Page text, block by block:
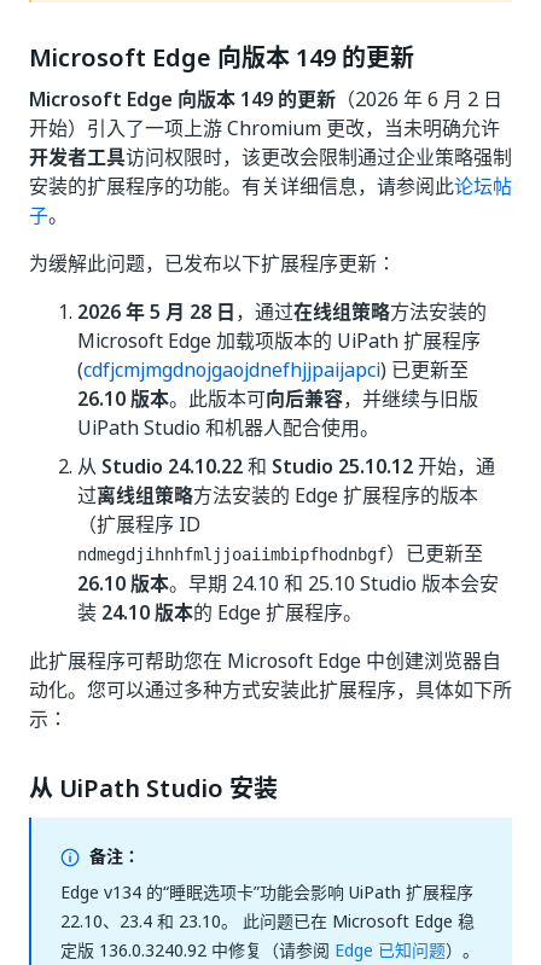
Microsoft Edge 向版本 149 的更新
Microsoft Edge 向版本 149 的更新 （2026 年 6 月 2 日
开始）引入了一项上游 Chromium 更改，当未明确允许
开发者工具访问权限时，该更改会限制通过企业策略强制
安装的扩展程序的功能。有关详细信息，请参阅此论坛帖
子。
为缓解此问题，已发布以下扩展程序更新：
2026 年 5 月 28 日，通过在线组策略方法安装的
Microsoft Edge 加载项版本的 UiPath 扩展程序
(cdfjcmjmgdnojgaojdnefhjjpaijapci) 已更新至
26.10 版本。此版本可向后兼容，并继续与旧版
UiPath Studio 和机器人配合使用。
从 Studio 24.10.22和 Studio 25.10.12 开始，通
过离线组策略方法安装的 Edge 扩展程序的版本
（扩展程序 ID
ndmegdjihnhfmljjoaiimbipfhodnbgf）已更新至
26.10 版本。早期 24.10 和 25.10 Studio 版本会安
装 24.10 版本的 Edge 扩展程序。
此扩展程序可帮助您在 Microsoft Edge 中创建浏览器自
动化。您可以通过多种方式安装此扩展程序，具体如下所
示：
从 UiPath Studio 安装
备注：
Edge v134 的“睡眠选项卡”功能会影响 UiPath 扩展程序
22.10、23.4 和 23.10。 此问题已在 Microsoft Edge 稳
定版 136.0.3240.92 中修复（请参阅 Edge 已知问题）。